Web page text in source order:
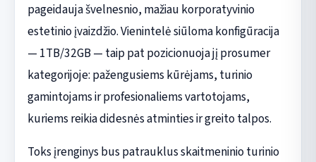
pageidauja švelnesnio, mažiau korporatyvinio
estetinio įvaizdžio. Vienintelė siūloma konfigūracija
— 1TB/32GB — taip pat pozicionuoja jį prosumer
kategorijoje: pažengusiems kūrėjams, turinio
gamintojams ir profesionaliems vartotojams,
kuriems reikia didesnės atminties ir greito talpos.
Toks įrenginys bus patrauklus skaitmeninio turinio